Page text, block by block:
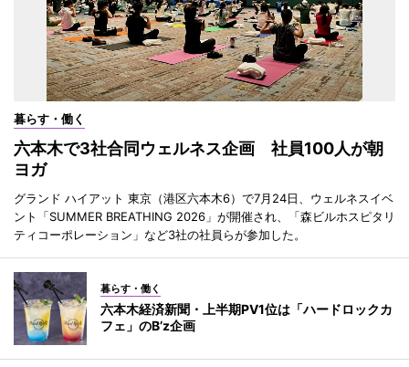
暮らす・働く
六本木で3社合同ウェルネス企画 社員100人が朝
ヨガ
グランド ハイアット 東京（港区六本木6）で7月24日、ウェルネスイベ
ント「SUMMER BREATHING 2026」が開催され、「森ビルホスピタリ
ティコーポレーション」など3社の社員らが参加した。
暮らす・働く
六本木経済新聞・上半期PV1位は「ハードロックカ
フェ」のB’z企画